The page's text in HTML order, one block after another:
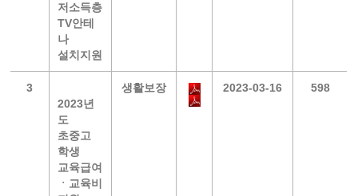
저소득층
TV안테
나
설치지원
3
2023년
도
초중고
학생
교육급여
ㆍ교육비
생활보장 2023-03-16 598